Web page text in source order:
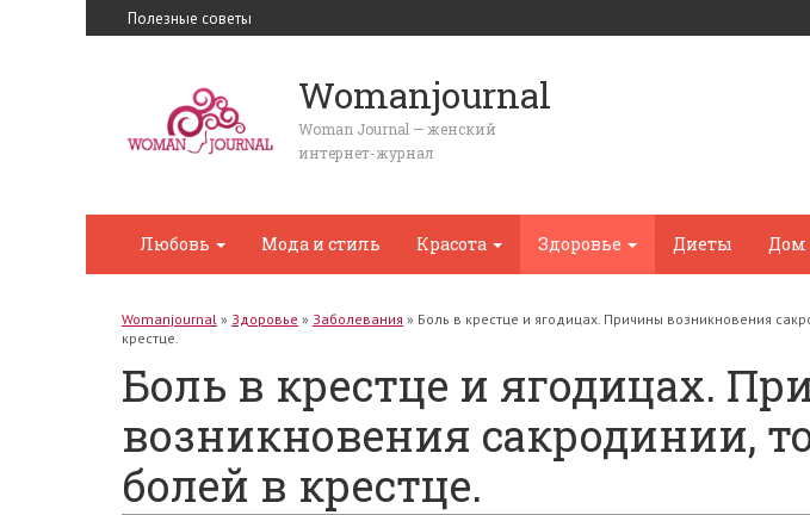
Полезные советы
Womanjournal
Woman Journal — женский
интернет-журнал
Любовь Мода и стиль Красота Здоровье Диеты Дом
Womanjournal » Здоровье » Заболевания » Боль в крестце и ягодицах. Причины возникновения
крестце.
Боль в крестце и ягодицах.
возникновения сакродинии,
болей в крестце.